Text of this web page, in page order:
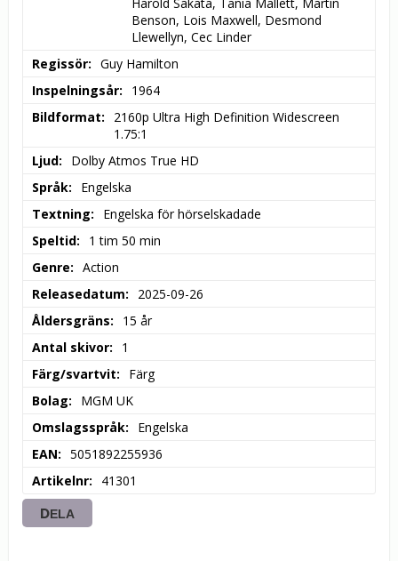
Benson, Lois Maxwell, Desmond
Llewellyn, Cec Linder
Regissör
Guy Hamilton
Inspelningsår
1964
Bildformat
2160p Ultra High Definition Widescreen
1.75:1
Ljud
Dolby Atmos True HD
Språk
Engelska
Textning
Engelska för hörselskadade
Speltid
1 tim 50 min
Genre
Action
Releasedatum
2025-09-26
Åldersgräns
15 år
Antal skivor
1
Färg/svartvit
Färg
Bolag
MGM UK
Omslagsspråk
Engelska
EAN
5051892255936
Artikelnr
41301
DELA